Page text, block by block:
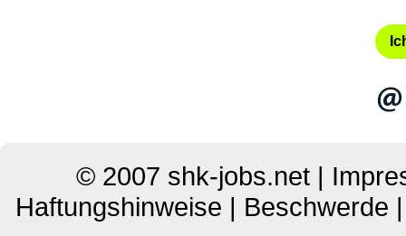
© 2007 shk-jobs.net |
Haftungshinweise | Beschwerde